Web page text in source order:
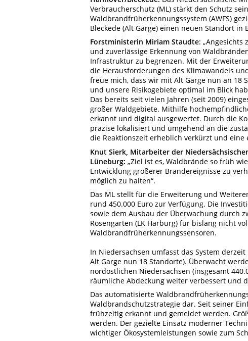
Verbraucherschutz (ML) stärkt den Schutz
Waldbrandfrüherkennungssystem (AWFS)
Bleckede (Alt Garge) einen neuen Standort in
Forstministerin Miriam Staudte: „Angesichts
und zuverlässige Erkennung von
Infrastruktur zu begrenzen. Mit der
die Herausforderungen des Klimawandels
freue mich, dass wir mit Alt Garge nun an
und unsere Risikogebiete optimal im Blick
Das bereits seit vielen Jahren (seit 2009)
großer Waldgebiete. Mithilfe
erkannt und digital ausgewertet. Durch die
präzise lokalisiert und umgehend an die
die Reaktionszeit erheblich verkürzt und
Knut Sierk, Mitarbeiter der
Lüneburg: „Ziel ist es, Waldbrände so früh
Entwicklung größerer Brandereignisse zu
möglich zu halten“.
Das ML stellt für die Erweiterung und
rund 450.000 Euro zur Verfügung. Die
sowie dem Ausbau der Überwachung durch
Rosengarten (LK Harburg) für bislang nicht
Waldbrandfrüherkennungssensoren.
In Niedersachsen umfasst das System
Alt Garge nun 18 Standorte). Überwacht
nordöstlichen Niedersachsen (insgesamt
räumliche Abdeckung weiter verbessert und
Das automatisierte
Waldbrandschutzstrategie dar. Seit seiner
frühzeitig erkannt und gemeldet werden.
werden. Der gezielte Einsatz moderner
wichtiger Ökosystemleistungen sowie zum